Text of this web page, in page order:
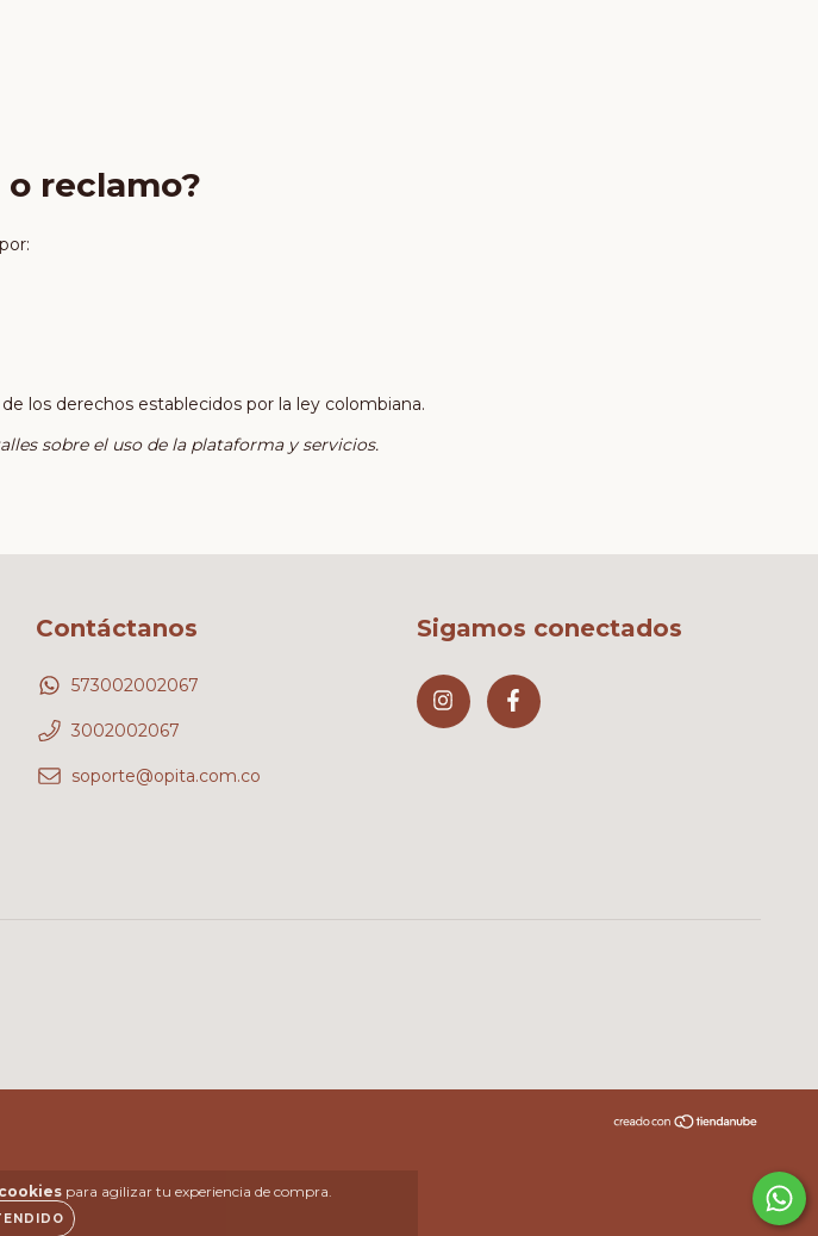
para agilizar tu experiencia de compra.
reclamo?
los derechos establecidos por la ley colombiana.
sobre el uso de la plataforma y servicios.
Contáctanos
573002002067
3002002067
soporte@opita.com.co
Sigamos conectados